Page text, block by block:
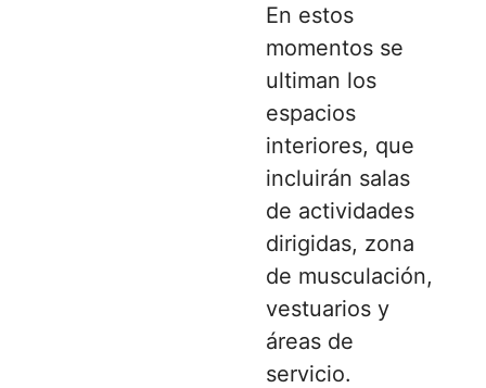
En estos
momentos se
ultiman los
espacios
interiores, que
incluirán salas
de actividades
dirigidas, zona
de musculación,
vestuarios y
áreas de
servicio.